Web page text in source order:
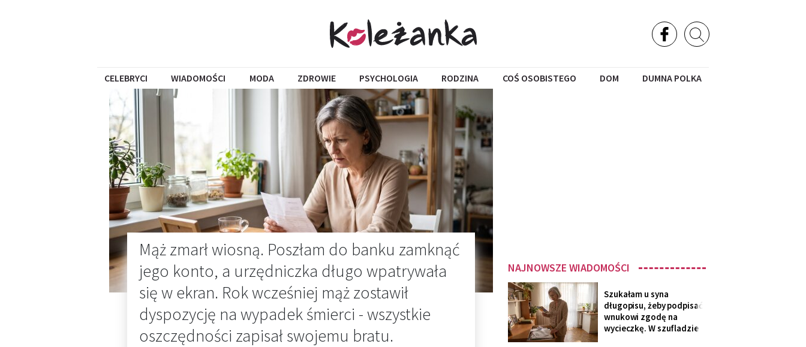
CELEBRYCI WIADOMOŚCI MODA ZDROWIE PSYCHOLOGIA RODZINA COŚ OSOBISTEGO DOM DUMNA POLKA
Mąż zmarł wiosną. Poszłam do banku zamknąć
jego konto, a urzędniczka długo wpatrywała
się w ekran. Rok wcześniej mąż zostawił
dyspozycję na wypadek śmierci - wszystkie
oszczędności zapisał swojemu bratu.
NAJNOWSZE WIADOMOŚCI
Szukałam u syna
długopisu, żeby podpisać
wnukowi zgodę na
wycieczkę. W szufladzie